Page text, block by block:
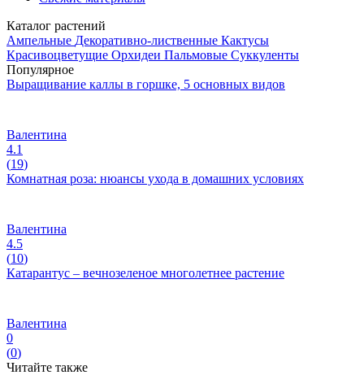
Каталог растений
Ампельные Декоративно-лиственные Кактусы
Красивоцветущие Орхидеи Пальмовые Суккуленты
Популярное
Выращивание каллы в горшке, 5 основных видов
Валентина
4.1
(19)
Комнатная роза: нюансы ухода в домашних условиях
Валентина
4.5
(10)
Катарантус – вечнозеленое многолетнее растение
Валентина
0
(0)
Читайте также